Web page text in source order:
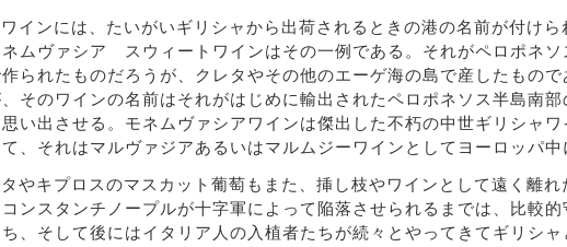
インには、たいがいギリシャから出荷されるときの港の名前が付けら
ネムヴァシア スウィートワインはその一例である。それがペロポネソ
作られたものだろうが、クレタやその他のエーゲ海の島で産したもので
そのワインの名前はそれがはじめに輸出されたペロポネソス半島南部
い出させる。モネムヴァシアワインは傑出した不朽の中世ギリシャ
、それはマルヴァジアあるいはマルムジーワインとしてヨーロッパ中
やキプロスのマスカット葡萄もまた、挿し枝やワインとして遠く離
ンスタンチノープルが十字軍によって陥落させられるまでは、比較
、そして後にはイタリア人の入植者たちが続々とやってきてギリシ